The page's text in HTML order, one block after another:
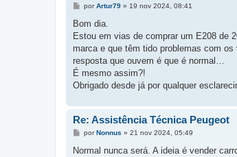
M
n
a
g
m
porArtur79» 19 nov 2024, 08:41
Bom dia.
Estou em vias de comprar um E208 de
marca e que têm tido problemas com
resposta que ouvem é que é normal…
É mesmo assim?!
Obrigado desde já por qualquer
Re: Assistência Técnica Peugeot
M
n
porNonnus » 21 nov 2024, 05:49
Normal nunca será. A ideia é vender